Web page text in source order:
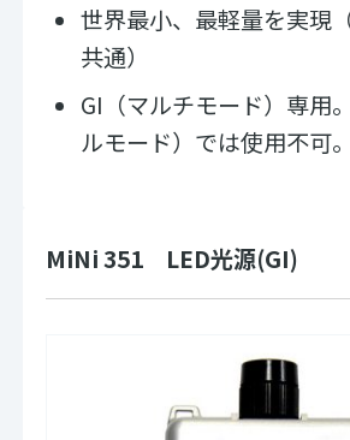
世界最小、最軽量を実現
共通）
GI（マルチモード）専用
ルモード）では使用不可。
MiNi 351 LED光源(GI)